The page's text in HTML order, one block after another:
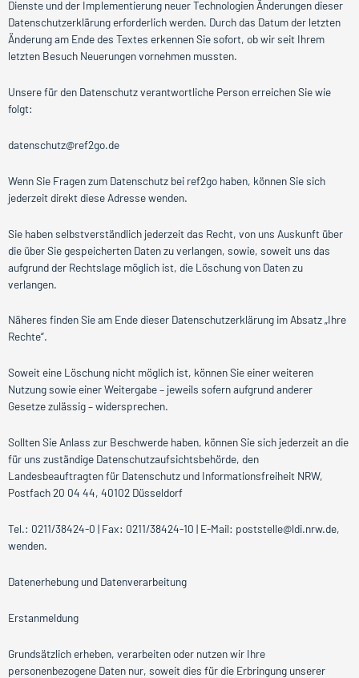
Dienste und der Implementierung neuer Technologien Änderungen dieser
Datenschutzerklärung erforderlich werden. Durch das Datum der letzten
Änderung am Ende des Textes erkennen Sie sofort, ob wir seit Ihrem
letzten Besuch Neuerungen vornehmen mussten.
Unsere für den Datenschutz verantwortliche Person erreichen Sie wie
folgt:
datenschutz@ref2go.de
Wenn Sie Fragen zum Datenschutz bei ref2go haben, können Sie sich
jederzeit direkt diese Adresse wenden.
Sie haben selbstverständlich jederzeit das Recht, von uns Auskunft über
die über Sie gespeicherten Daten zu verlangen, sowie, soweit uns das
aufgrund der Rechtslage möglich ist, die Löschung von Daten zu
verlangen.
Näheres finden Sie am Ende dieser Datenschutzerklärung im Absatz „Ihre
Rechte“.
Soweit eine Löschung nicht möglich ist, können Sie einer weiteren
Nutzung sowie einer Weitergabe – jeweils sofern aufgrund anderer
Gesetze zulässig – widersprechen.
Sollten Sie Anlass zur Beschwerde haben, können Sie sich jederzeit an die
für uns zuständige Datenschutzaufsichtsbehörde, den
Landesbeauftragten für Datenschutz und Informationsfreiheit NRW,
Postfach 20 04 44, 40102 Düsseldorf
Tel.: 0211/38424-0 | Fax: 0211/38424-10 | E-Mail: poststelle@ldi.nrw.de,
wenden.
Datenerhebung und Datenverarbeitung
Erstanmeldung
Grundsätzlich erheben, verarbeiten oder nutzen wir Ihre
personenbezogene Daten nur, soweit dies für die Erbringung unserer